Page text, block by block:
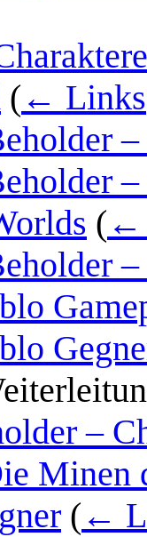
( ← Links
( ←
–
Minen
( ←